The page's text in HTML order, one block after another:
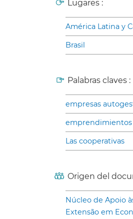
Lugares :
América Latina y
Brasil
Palabras claves :
empresas
emprendimientos
Las cooperativas
Origen del
Núcleo de Apoio
Extensão em